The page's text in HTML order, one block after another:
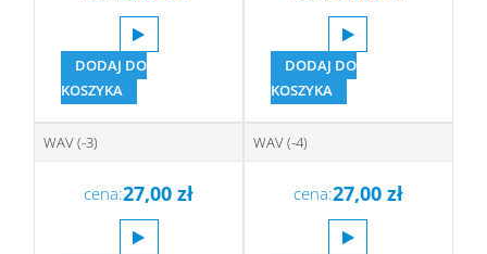
DODAJ DO
KOSZYKA
DODAJ DO
KOSZYKA
WAV (-3)
cena:27,00zł
WAV (-4)
cena:27,00 zł